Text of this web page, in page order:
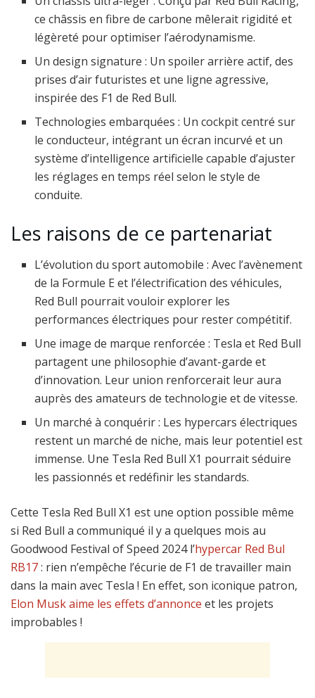
ce châssis en fibre de carbone mêlerait rigidité et
légèreté pour optimiser l’aérodynamisme.
Un design signature : Un spoiler arrière actif, des
prises d’air futuristes et une ligne agressive,
inspirée des F1 de Red Bull.
Technologies embarquées : Un cockpit centré sur
le conducteur, intégrant un écran incurvé et un
système d’intelligence artificielle capable d’ajuster
les réglages en temps réel selon le style de
conduite.
Les raisons de ce partenariat
L’évolution du sport automobile : Avec l’avènement
de la Formule E et l’électrification des véhicules,
Red Bull pourrait vouloir explorer les
performances électriques pour rester compétitif.
Une image de marque renforcée : Tesla et Red Bull
partagent une philosophie d’avant-garde et
d’innovation. Leur union renforcerait leur aura
auprès des amateurs de technologie et de vitesse.
Un marché à conquérir : Les hypercars électriques
restent un marché de niche, mais leur potentiel est
immense. Une Tesla Red Bull X1 pourrait séduire
les passionnés et redéfinir les standards.
Cette Tesla Red Bull X1 est une option possible même
si Red Bull a communiqué il y a quelques mois au
Goodwood Festival of Speed 2024 l’hypercar Red Bul
RB17: rien n’empêche l’écurie de F1 de travailler main
dans la main avec Tesla ! En effet, son iconique patron,
Elon Musk aime les effets d’annonce et les projets
improbables !